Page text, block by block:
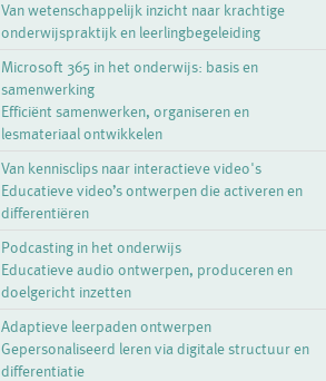
i
Van wetenschappelijk inzicht naar krachtige
onderwijspraktijk en leerlingbegeleiding
Microsoft 365 in het onderwijs: basis en
samenwerking
Efficiënt samenwerken, organiseren en
lesmateriaal ontwikkelen
Van kennisclips naar interactieve video's
Educatieve video’s ontwerpen die activeren en
differentiëren
Podcasting in het onderwijs
Educatieve audio ontwerpen, produceren en
doelgericht inzetten
Adaptieve leerpaden ontwerpen
Gepersonaliseerd leren via digitale structuur en
differentiatie